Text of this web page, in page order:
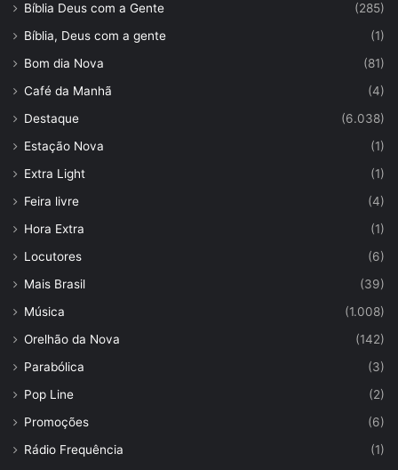
Bíblia Deus com a Gente
(285)
Bíblia, Deus com a gente
(1)
Bom dia Nova
(81)
Café da Manhã
(4)
Destaque
(6.038)
Estação Nova
(1)
Extra Light
(1)
Feira livre
(4)
Hora Extra
(1)
Locutores
(6)
Mais Brasil
(39)
Música
(1.008)
Orelhão da Nova
(142)
Parabólica
(3)
Pop Line
(2)
Promoções
(6)
Rádio Frequência
(1)